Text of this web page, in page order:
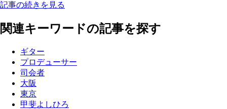
記事の続きを見る
関連キーワードの記事を探す
ギター
プロデューサー
司会者
大阪
東京
甲斐よしひろ